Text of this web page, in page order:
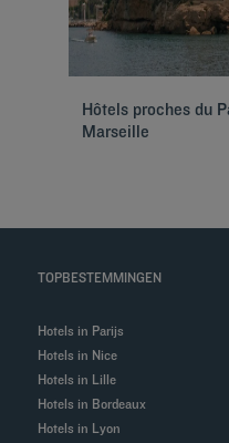
Hôtels proches du
Marseille
TOPBESTEMMINGEN
Hotels in Parijs
Hotels in Nice
Hotels in Lille
Hotels in Bordeaux
Hotels in Lyon